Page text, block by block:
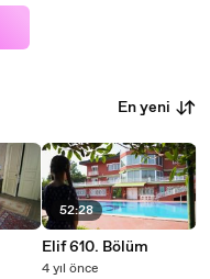
En yeni
52:28
Elif 610. Bölüm
4 yıl önce